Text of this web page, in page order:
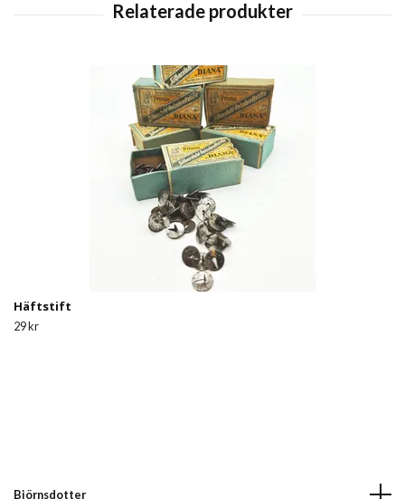
Häftstift
29 kr
Björnsdotter